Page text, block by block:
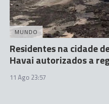
MUNDO
Residentes na cidade
Havai autorizados a
11 Ago 23:57